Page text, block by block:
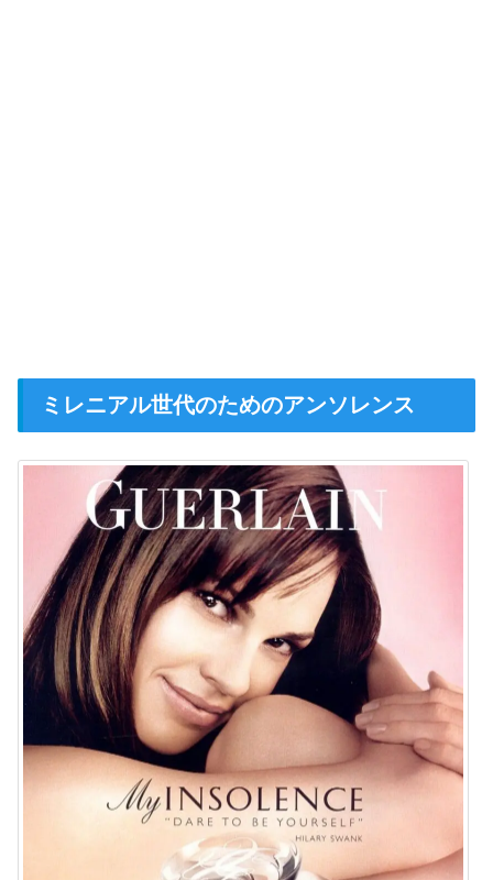
ミレニアル世代のためのアンソレンス